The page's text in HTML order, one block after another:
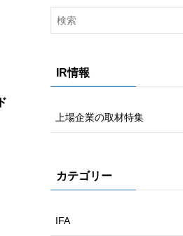
IR情報
上場企業の取材特集
カテゴリー
IFA